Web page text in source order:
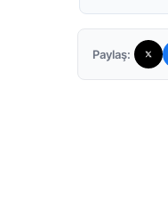
Paylaş: